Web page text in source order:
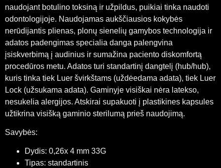
naudojant botulino toksiną ir užpildus, puikiai tinka naudoti
odontologijoje. Naudojamas aukščiausios kokybės
nerūdijantis plienas, plonų sienelių gamybos technologija ir
adatos padengimas specialia danga palengvina
įsiskverbimą į audinius ir sumažina paciento diskomfortą
procedūros metu. Adatos turi standartinį dangtelį (hub/hub),
kuris tinka tiek Luer švirkštams (uždėedama adata), tiek Luer
Lock (užsukama adata). Gaminyje visiškai nėra latekso,
nesukelia alergijos. Atskirai supakuoti į plastikines kapsules
užtikrina visišką gaminio sterilumą prieš naudojimą.
Savybės:
Dydis: 0,26x 4 mm 33G
Tipas: standartinis